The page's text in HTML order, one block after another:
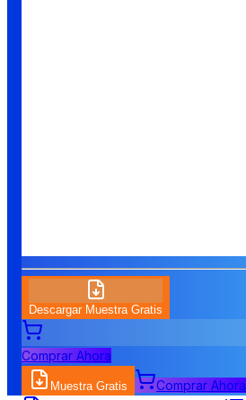
Descargar Muestra Gratis
Comprar Ahora
Muestra Gratis
Comprar Ahora